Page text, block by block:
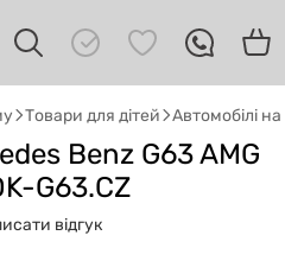
Товари для дітей Автомобілі
Benz G63 AMG
G63.CZ
відгук
— допоможу